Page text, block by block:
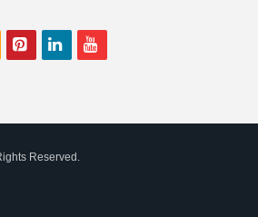
Reserved.